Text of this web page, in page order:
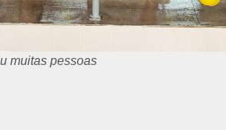
localizados no saguão